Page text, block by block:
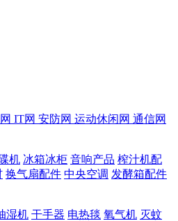
IT网 安防网 运动休闲网 通信网
机 冰箱冰柜 音响产品 榨汁机配
换气扇配件 中央空调 发酵箱配件
湿机 干手器 电热毯 氧气机 灭蚊